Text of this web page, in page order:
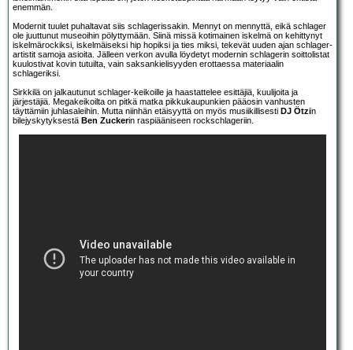
enemmän.
Modernit tuulet puhaltavat siis schlagerissakin. Mennyt on mennyttä, eikä schlager
ole juuttunut museoihin pölyttymään. Siinä missä kotimainen iskelmä on kehittynyt
iskelmärockiksi, iskelmäiseksi hip hopiksi ja ties miksi, tekevät uuden ajan schlager-
artistit samoja asioita. Jälleen verkon avulla löydetyt modernin schlagerin soittolistat
kuulostivat kovin tutuilta, vain saksankielisyyden erottaessa materiaalin
schlageriksi.
Sirkkilä on jalkautunut schlager-keikoille ja haastattelee esittäjiä, kuulijoita ja
järjestäjiä. Megakeikoilta on pitkä matka pikkukaupunkien pääosin vanhusten
täyttämiin juhlasaleihin. Mutta niinhän etäisyyttä on myös musiikillisesti DJ Ötzin
bilejyskytyksestä Ben Zuckerin raspiääniseen rockschlageriin.